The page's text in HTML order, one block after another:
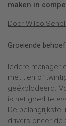
maken in
Door Wilco
Groeiende
Iedere manager
met tien of
geëxplodeerd.
is het goed te
De belangrijkste
drivers onder de